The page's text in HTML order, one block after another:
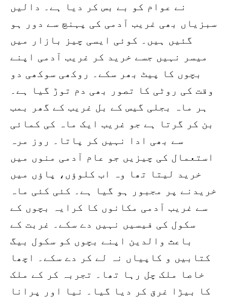
نے عوام کو بے بس کر دیا ہے۔ دالیں
سبزیاں بھی غریب آدمی کی پہنچ سے دور ہو
گئیں ہیں۔ کوئی ایسی چیز بازار میں
میسر نہیں جسے خرید کر غریب آدمی اپنے
بچوں کا پیٹ بھر سکے۔ روکھی سوکھی دو
وقت کی روٹی کا تصور بھی دم توڑ گیا ہے۔
ہر ماہ بجلی گیس کے بل غریب کے گھر بمب
بن کر گرتا ہے جو غریب ایک ماہ کی کمائی
سے بھی ادا نہیں کر پاتا۔ روز مرہ
استعمال کی چیزیں جو عام آدمی منوں میں
خرید لیتا تھا وہ اب کلوؤں، پاؤں میں
خریدنے پر مجبور ہو گیا ہے۔ کئی کئی ماہ
سے غریب آدمی مکانوں کا کرایہ بچوں کے
سکول کی فیسیں نہیں دے سکے۔ غربت کے
باعث والدین اپنے بچوں کو سکول بیگ
کتابیں و کاپیاں نہ لے کر دے سکے۔ اچھا
خاصا ملک چل رہا تھا۔ تجربہ کر کے ملک
کا بیڑا غرق کر دیا گیا۔ نیا اور پرانا